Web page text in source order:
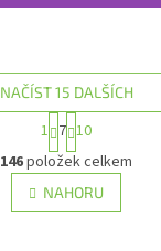
Ovládací
NAČÍST 15 DALŠÍCH
Stránkování
1 7 10
146položek celkem
NAHORU